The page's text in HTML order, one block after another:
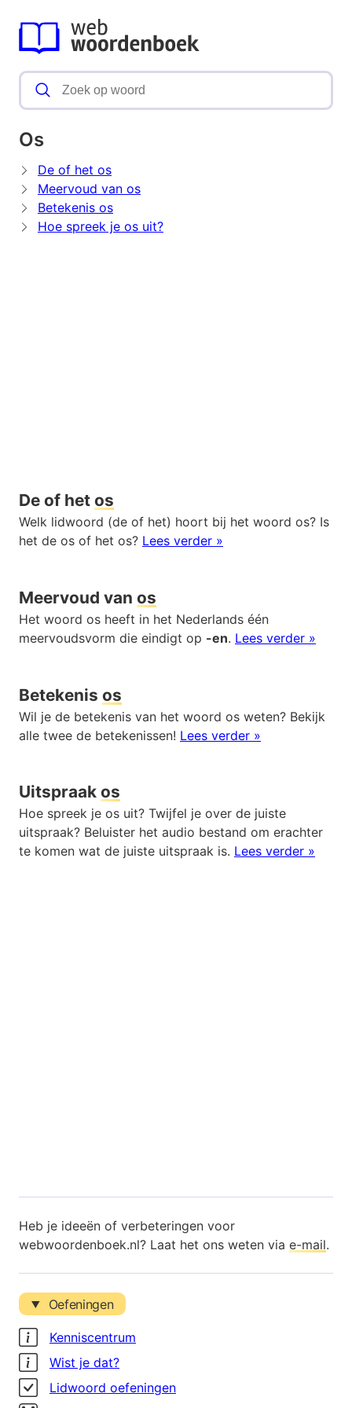
Os
De of het os
Meervoud van os
Betekenis os
Hoe spreek je os uit?
De of het os
Welk lidwoord (de of het) hoort bij het woord os? Is
het de os of het os? Lees verder »
Meervoud van os
Het woord os heeft in het Nederlands één
meervoudsvorm die eindigt op -en. Lees verder »
Betekenis os
Wil je de betekenis van het woord os weten? Bekijk
alle twee de betekenissen! Lees verder »
Uitspraak os
Hoe spreek je os uit? Twijfel je over de juiste
uitspraak? Beluister het audio bestand om erachter
te komen wat de juiste uitspraak is. Lees verder »
Heb je ideeën of verbeteringen voor
webwoordenboek.nl? Laat het ons weten via e-mail.
Oefeningen
Kenniscentrum
Wist je dat?
Lidwoord oefeningen